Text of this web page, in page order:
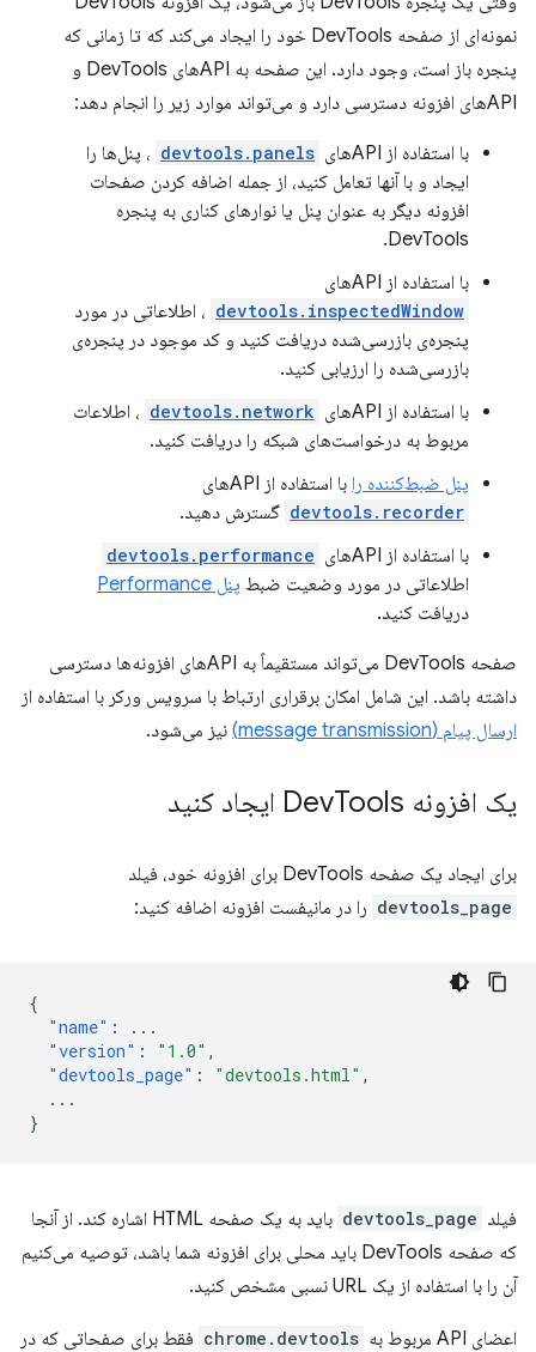
نمونه‌ای از صفحه DevTools خود را ایجاد می‌کند که تا زمانی که
پنجره باز است، وجود دارد. این صفحه به APIهای DevTools و
APIهای افزونه دسترسی دارد و می‌تواند موارد زیر را انجام دهد:
با استفاده از APIهای devtools.panels ، پنل‌ها را
ایجاد و با آنها تعامل کنید، از جمله اضافه کردن صفحات
افزونه دیگر به عنوان پنل یا نوارهای کناری به پنجره
DevTools.
با استفاده از APIهای
devtools.inspectedWindow ، اطلاعاتی در مورد
پنجره‌ی بازرسی‌شده دریافت کنید و کد موجود در پنجره‌ی
بازرسی‌شده را ارزیابی کنید.
با استفاده از APIهای
devtools.network ، اطلاعات
مربوط به درخواست‌های شبکه را دریافت کنید.
پنل ضبط‌کننده را با استفاده از APIهای
devtools.recorder گسترش دهید.
با استفاده از APIهای
devtools.performance
اطلاعاتی در مورد وضعیت ضبط پنل Performance
دریافت کنید.
صفحه DevTools می‌تواند مستقیماً به APIهای افزونه‌ها دسترسی
داشته باشد. این شامل امکان برقراری ارتباط با سرویس ورکر با استفاده از
ارسال پیام (message transmission)
نیز می‌شود.
یک افزونه Dev Tools ایجاد کنید
برای ایجاد یک صفحه DevTools برای افزونه خود، فیلد
devtools_page را در مانیفست افزونه اضافه کنید:
{
"name" :
...
"version" : "1.0" ,
"devtools_page" : "devtools.html" ,
...
}
فیلد devtools_page
باید به یک صفحه HTML اشاره کند. از آنجا
که صفحه DevTools باید محلی برای افزونه شما باشد، توصیه می‌کنیم
آن را با استفاده از یک URL نسبی مشخص کنید.
اعضای API مربوط به chrome.devtools فقط برای صفحاتی که در